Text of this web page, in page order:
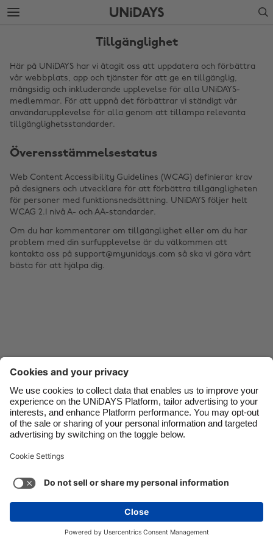
Gå
vidare
Gå
vidare
Search
Tillgänglighet
Här på UNiDAYS har vi åtagit oss att uppdatera och förbättra
vår webbplats, app och tjänster för att ge en tillgänglig,
mångsidig och inkluderande upplevelse för alla UNiDAYS-
medlemmar. För att uppnå det förbättrar vi ständigt vår
användarupplevelse för alla genom att tillämpa relevanta
tillgänglighetsstandarder.
Överensstämmelsestatus
Web Content Accessibility Guidelines (WCAG) definierar krav
på designers och utvecklare för att förbättra tillgängligheten
för personer med funktionsnedsättning. UNiDAYS följer helt
WCAG 2.1 nivå A- och AA-standarder.
Om du har kommentarer om tillgänglighet eller om du har
problem med din surfupplevelse är du välkommen att
kontakta oss på support@myunidays.com så ska vi göra vårt
bästa för att hjälpa dig.
Kontakt Företag Press Jobb
Support
Kakinställningar
Sekretesspolicy
Tillgänglighet
Upphovsrätt © UNiDAYS. Med ensamrätt.
Ändra region
Australia
Belgique
Brasil
Canada
France
India
Indonesia
Ireland
Italia
Malaysia
México
Nederland
New Zealand
Norge
Sverige
United States
Việt Nam
Se mer Carousel:Next